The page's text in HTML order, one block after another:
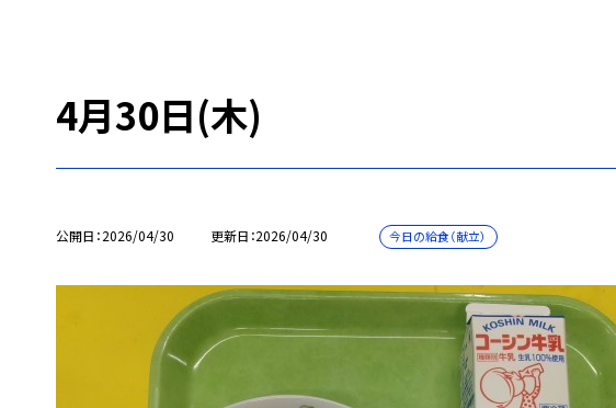
4月30日(木)
公開日 2026/04/30 更新日 2026/04/30 今日の給食（献立）